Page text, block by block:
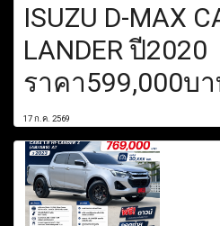
ISUZU D-MAX
LANDER ปี2020
ราคา599,000บ
17 ก.ค. 2569